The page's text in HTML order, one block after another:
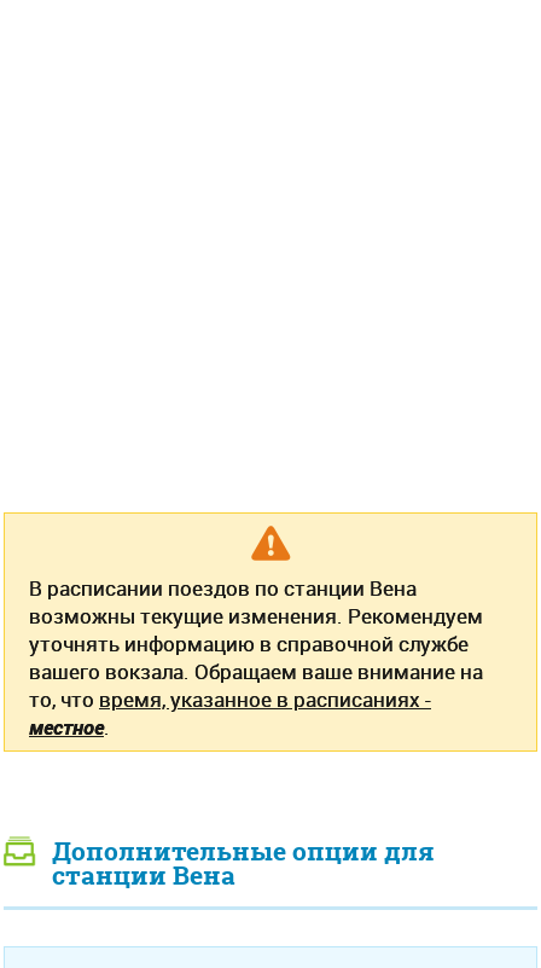
В расписании поездов по станции Вена
возможны текущие изменения. Рекомендуем
уточнять информацию в справочной службе
вашего вокзала. Обращаем ваше внимание на
то, что время, указанное в расписаниях -
местное.
Дополнительные опции для
станции Вена